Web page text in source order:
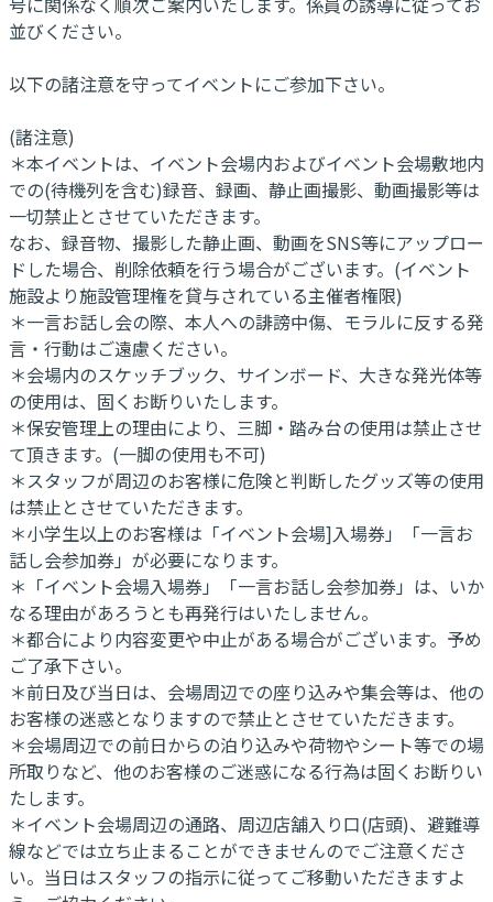
並びください。
以下の諸注意を守ってイベントにご参加下さい。
(諸注意)
＊本イベントは、イベント会場内およびイベント会場敷地内
での(待機列を含む)録音、録画、静止画撮影、動画撮影等は
一切禁止とさせていただきます。
なお、録音物、撮影した静止画、動画をSNS等にアップロー
ドした場合、削除依頼を行う場合がございます。(イベント
施設より施設管理権を貸与されている主催者権限)
＊一言お話し会の際、本人への誹謗中傷、モラルに反する発
言・行動はご遠慮ください。
＊会場内のスケッチブック、サインボード、大きな発光体等
の使用は、固くお断りいたします。
＊保安管理上の理由により、三脚・踏み台の使用は禁止させ
て頂きます。(一脚の使用も不可)
＊スタッフが周辺のお客様に危険と判断したグッズ等の使用
は禁止とさせていただきます。
＊小学生以上のお客様は「イベント会場]入場券」「一言お
話し会参加券」が必要になります。
＊「イベント会場入場券」「一言お話し会参加券」は、いか
なる理由があろうとも再発行はいたしません。
＊都合により内容変更や中止がある場合がございます。予め
ご了承下さい。
＊前日及び当日は、会場周辺での座り込みや集会等は、他の
お客様の迷惑となりますので禁止とさせていただきます。
＊会場周辺での前日からの泊り込みや荷物やシート等での場
所取りなど、他のお客様のご迷惑になる行為は固くお断りい
たします。
＊イベント会場周辺の通路、周辺店舗入り口(店頭)、避難導
線などでは立ち止まることができませんのでご注意くださ
い。当日はスタッフの指示に従ってご移動いただきますよ